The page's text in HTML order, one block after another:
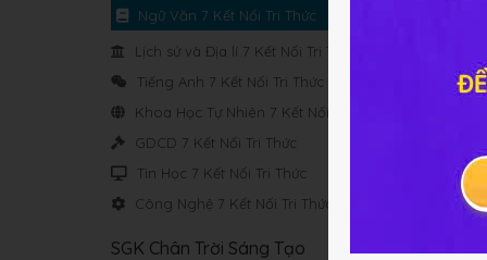
Ngữ Văn 7 Kết Nối Tri Thức
Lịch sử và Địa lí 7 Kết Nối Tri Thức
Tiếng Anh 7 Kết Nối Tri Thức
Khoa Học Tự Nhiên 7 Kết Nối Tri Thức
GDCD 7 Kết Nối Tri Thức
Tin Học 7 Kết Nối Tri Thức
Công Nghệ 7 Kết Nối Tri Thức
SGK Chân Trời Sáng Tạo